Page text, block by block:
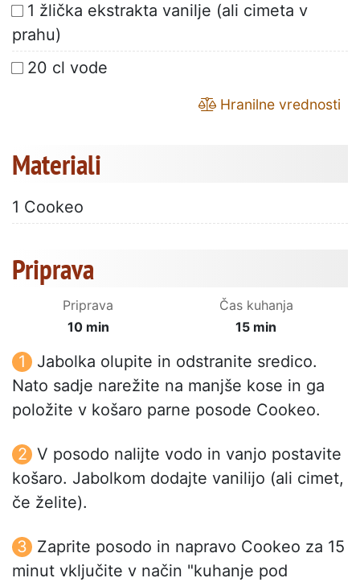
1 žlička ekstrakta vanilje (ali cimeta v
prahu)
20 cl vode
Hranilne vrednosti
Materiali
1 Cookeo
Priprava
Priprava
10 min
Čas kuhanja
15 min
Jabolka olupite in odstranite sredico.
Nato sadje narežite na manjše kose in ga
položite v košaro parne posode Cookeo.
V posodo nalijte vodo in vanjo postavite
košaro. Jabolkom dodajte vanilijo (ali cimet,
če želite).
Zaprite posodo in napravo Cookeo za 15
minut vključite v način "kuhanje pod